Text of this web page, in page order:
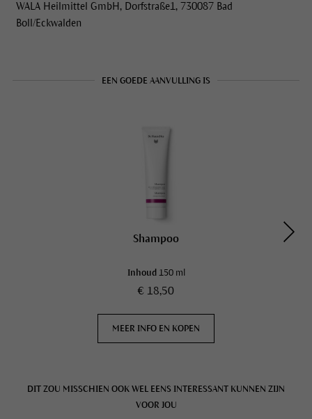
WALA Heilmittel GmbH, Dorfstraße1, 730087 Bad
Boll/Eckwalden
EEN GOEDE AANVULLING IS
Shampoo
Inhoud 150 ml
€ 18,50
MEER INFO EN KOPEN
DIT ZOU MISSCHIEN OOK WEL EENS INTERESSANT KUNNEN ZIJN
VOOR JOU